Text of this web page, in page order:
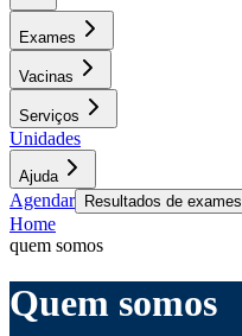
Exames
Vacinas
Serviços
Unidades
Ajuda
Agendar Resultados de exames
Home
quem somos
Quem somos